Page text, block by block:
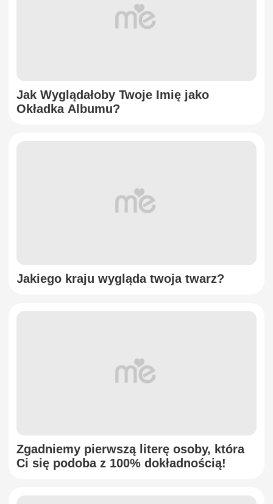
Jak Wyglądałoby Twoje Imię jako
Okładka Albumu?
Jakiego kraju wygląda twoja twarz?
Zgadniemy pierwszą literę osoby, która
Ci się podoba z 100% dokładnością!